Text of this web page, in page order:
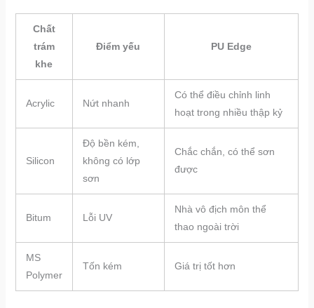
Chất
trám
khe
Điểm yếu PU Edge
Acrylic Nứt nhanh
Có thể điều chỉnh linh
hoạt trong nhiều thập kỷ
Silicon
Độ bền kém,
không có lớp
sơn
Chắc chắn, có thể sơn
được
Bitum Lỗi UV
Nhà vô địch môn thể
thao ngoài trời
MS
Polymer
Tốn kém Giá trị tốt hơn